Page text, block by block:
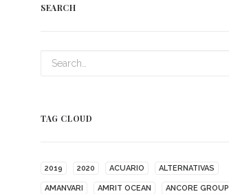
SEARCH
TAG CLOUD
2019 2020 ACUARIO ALTERNATIVAS
AMANVARI AMRIT OCEAN ANCORE GROUP